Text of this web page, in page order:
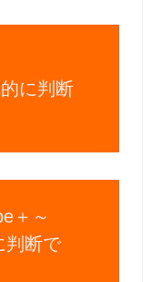
に判断
＋～
判断で